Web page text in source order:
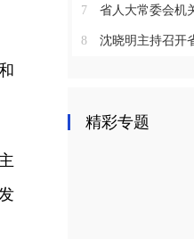
7 省人大常委会机关离退休干
8 沈晓明主持召开
精彩专题